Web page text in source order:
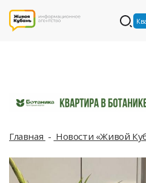
Главная Новости «Живой